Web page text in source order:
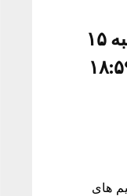
زمان دریافت خبر: یکشنبه ۱۵
های